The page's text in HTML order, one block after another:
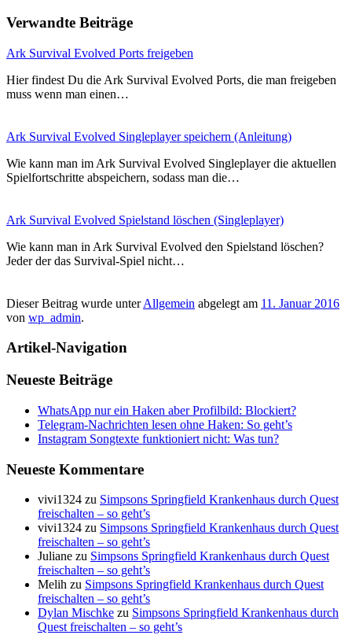
Verwandte Beiträge
Ark Survival Evolved Ports freigeben
Hier findest Du die Ark Survival Evolved Ports, die man freigeben
muss wenn man einen…
Ark Survival Evolved Singleplayer speichern (Anleitung)
Wie kann man im Ark Survival Evolved Singleplayer die aktuellen
Spielfortschritte abspeichern, sodass man die…
Ark Survival Evolved Spielstand löschen (Singleplayer)
Wie kann man in Ark Survival Evolved den Spielstand löschen?
Jeder der das Survival-Spiel nicht…
Dieser Beitrag wurde unterAllgemein abgelegt am 11. Januar 2016
von wp_admin.
Artikel-Navigation
Neueste Beiträge
WhatsApp nur ein Haken aber Profilbild: Blockiert?
Telegram-Nachrichten lesen ohne Haken: So geht’s
Instagram Songtexte funktioniert nicht: Was tun?
Neueste Kommentare
vivi1324 zu Simpsons Springfield Krankenhaus durch Quest
freischalten – so geht’s
vivi1324 zu Simpsons Springfield Krankenhaus durch Quest
freischalten – so geht’s
Juliane zu Simpsons Springfield Krankenhaus durch Quest
freischalten – so geht’s
Melih zu Simpsons Springfield Krankenhaus durch Quest
freischalten – so geht’s
Dylan Mischke zu Simpsons Springfield Krankenhaus durch
Quest freischalten – so geht’s